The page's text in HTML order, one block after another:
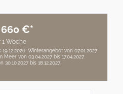
€*
1 Woche
Winterangebot von 07.01.2027
Meer von 03.04.2027 bis 17.04.2027.
bis 18.12.2027.